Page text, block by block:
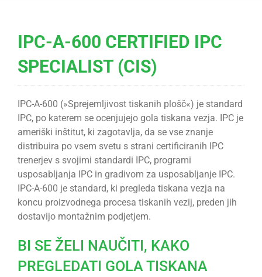
IPC-A-600 CERTIFIED IPC
SPECIALIST (CIS)
IPC-A-600 (»Sprejemljivost tiskanih plošč«) je standard
IPC, po katerem se ocenjujejo gola tiskana vezja. IPC je
ameriški inštitut, ki zagotavlja, da se vse znanje
distribuira po vsem svetu s strani certificiranih IPC
trenerjev s svojimi standardi IPC, programi
usposabljanja IPC in gradivom za usposabljanje IPC.
IPC-A-600 je standard, ki pregleda tiskana vezja na
koncu proizvodnega procesa tiskanih vezij, preden jih
dostavijo montažnim podjetjem.
BI SE ŽELI NAUČITI, KAKO
PREGLEDATI GOLA TISKANA